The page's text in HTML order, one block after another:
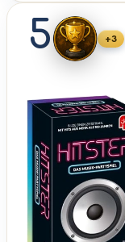
5 +3